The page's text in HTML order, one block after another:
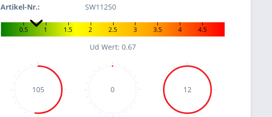
Artikel-Nr.: SW11250
0.5 1 1.5 2 2.5 3 3.5 4 4.5
Ud Wert: 0.67
105 0 12